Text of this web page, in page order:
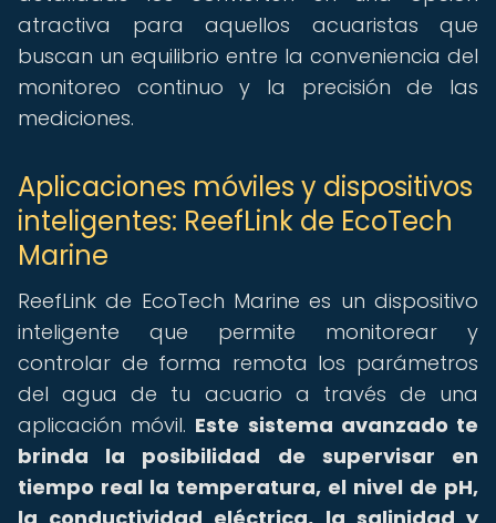
atractiva para aquellos acuaristas que
buscan un equilibrio entre la conveniencia del
monitoreo continuo y la precisión de las
mediciones.
Aplicaciones móviles y dispositivos
inteligentes: ReefLink de EcoTech
Marine
ReefLink de EcoTech Marine es un dispositivo
inteligente que permite monitorear y
controlar de forma remota los parámetros
del agua de tu acuario a través de una
aplicación móvil. Este sistema avanzado te
brinda la posibilidad de supervisar en
tiempo real la temperatura, el nivel de pH,